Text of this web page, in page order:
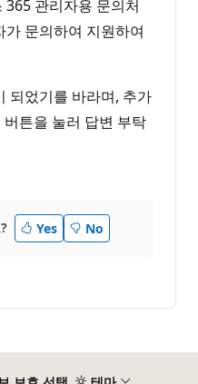
관리자용 문의처
문의하여 지원하여
되었기를 바라며, 추가
튼을 눌러 답변 부탁
Yes No